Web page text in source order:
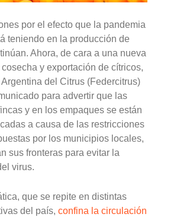
por el efecto que la pandemia
teniendo en la producción de
Ahora, de cara a una nueva
y exportación de cítricos,
del Citrus (Federcitrus)
para advertir que las
y en los empaques se están
a causa de las restricciones
por los municipios locales,
sus fronteras para evitar la
virus.
que se repite en distintas
del país,confina la circulación